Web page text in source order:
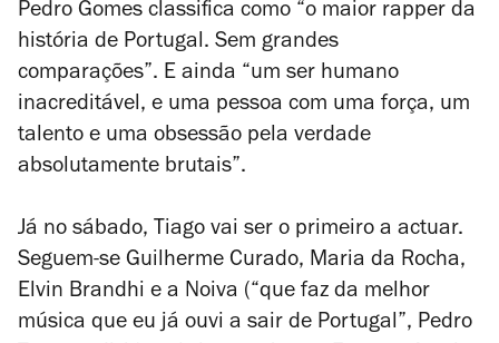
Pedro Gomes classifica como “o maior rapper da
história de Portugal. Sem grandes
comparações”. E ainda “um ser humano
inacreditável, e uma pessoa com uma força, um
talento e uma obsessão pela verdade
absolutamente brutais”.
Já no sábado, Tiago vai ser o primeiro a actuar.
Seguem-se Guilherme Curado, Maria da Rocha,
Elvin Brandhi e a Noiva (“que faz da melhor
música que eu já ouvi a sair de Portugal”, Pedro